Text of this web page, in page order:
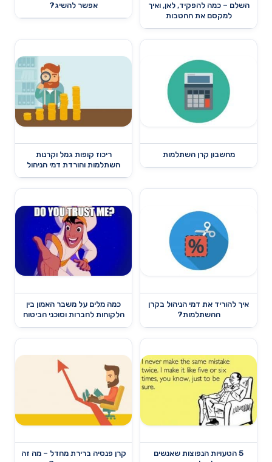
השלם – כמה להפקיד, לאן, ואיך
למקסם את ההטבות
אפשר להשיג?
מחשבון קרן השתלמות
ריכוז קופות גמל וקרנות
השתלמות והורדת דמי הניהול
איך להוריד את דמי הניהול בקרן
ההשתלמות?
כמה מלים על משבר האמון בין
הלקוחות לחברות וסוכני הביטוח
5 הטעויות הנפוצות שאנשים
קרן פנסיה ברירת מחדל – מה זה